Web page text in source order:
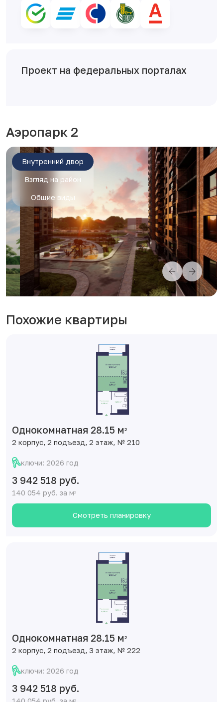
Проект на федеральных порталах
Аэропарк 2
Внутренний двор
Взгляд на район
Общие виды
Похожие квартиры
Однокомнатная 28.15 м2
2 корпус, 2 подъезд, 2 этаж, № 210
ключи: 2026 год
3 942 518 руб.
140 054 руб. за м2
Смотреть планировку
Однокомнатная 28.15 м2
2 корпус, 2 подъезд, 3 этаж, № 222
ключи: 2026 год
3 942 518 руб.
2